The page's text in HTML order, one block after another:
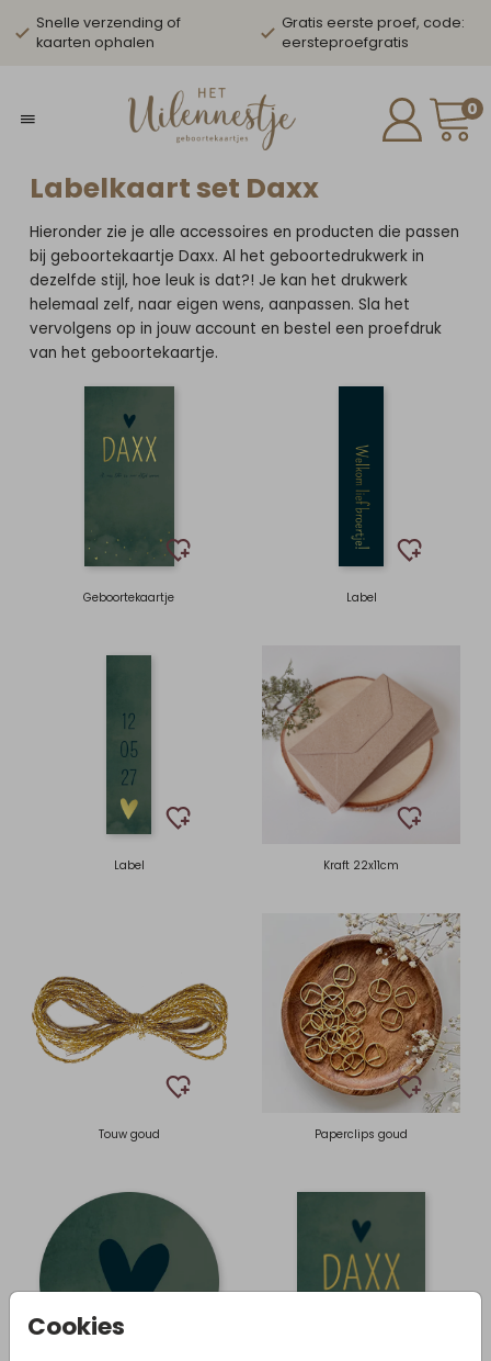
Snelle verzending of
kaarten ophalen
Gratis eerste proef, code:
eersteproefgratis
0
Cookies
Labelkaart set Daxx
Hieronder zie je alle accessoires en producten die passen
bij geboortekaartje Daxx. Al het geboortedrukwerk in
dezelfde stijl, hoe leuk is dat?! Je kan het drukwerk
helemaal zelf, naar eigen wens, aanpassen. Sla het
vervolgens op in jouw account en bestel een proefdruk
van het geboortekaartje.
Geboortekaartje Label
Label Kraft 22x11cm
Touw goud Paperclips goud